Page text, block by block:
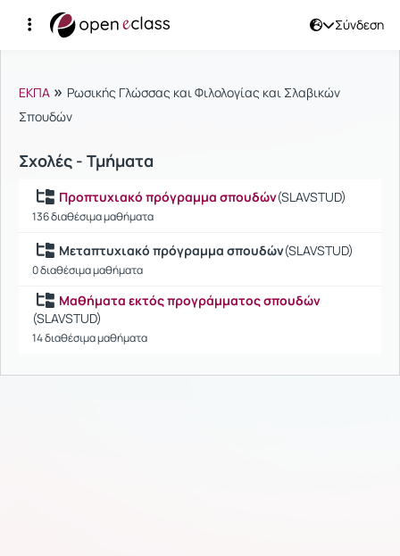
Σύνδεση
Μαθήματα
ΕΚΠΑ » Ρωσικής Γλώσσας και Φιλολογίας και Σλαβικών
Σπουδών
Σχολές - Τμήματα
Προπτυχιακό πρόγραμμα σπουδών(SLAVSTUD)
136 διαθέσιμα μαθήματα
Μεταπτυχιακό πρόγραμμα σπουδών(SLAVSTUD)
0 διαθέσιμα μαθήματα
Μαθήματα εκτός προγράμματος σπουδών
(SLAVSTUD)
14 διαθέσιμα μαθήματα